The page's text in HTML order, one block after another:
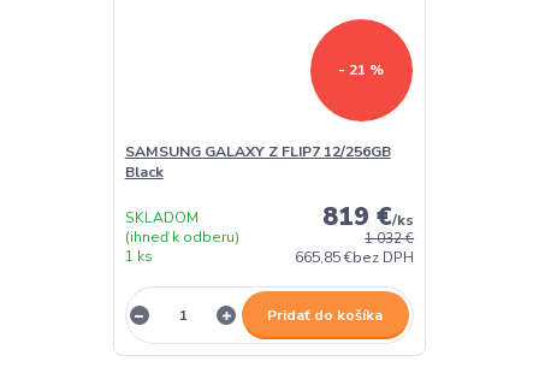
- 21 %
SAMSUNG GALAXY Z FLIP7 12/256GB
Black
1 032 €
819 €/ks
665,85 €bez DPH
SKLADOM
(ihneď k odberu)
1 ks
Pridať do košíka